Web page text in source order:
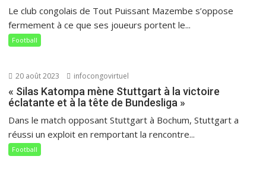
Le club congolais de Tout Puissant Mazembe s’oppose
fermement à ce que ses joueurs portent le...
Football
20 août 2023 infocongovirtuel
« Silas Katompa mène Stuttgart à la victoire
éclatante et à la tête de Bundesliga »
Dans le match opposant Stuttgart à Bochum, Stuttgart a
réussi un exploit en remportant la rencontre...
Football